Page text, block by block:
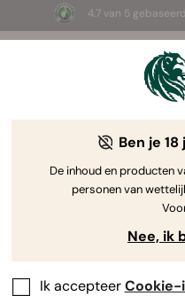
4.7 van 5
1+1 GRATIS
3d
The
Cannabis Lifestyle
Ben je
De inhoud en producten
personen van
Nee, ik
Ik accepteerCookie-